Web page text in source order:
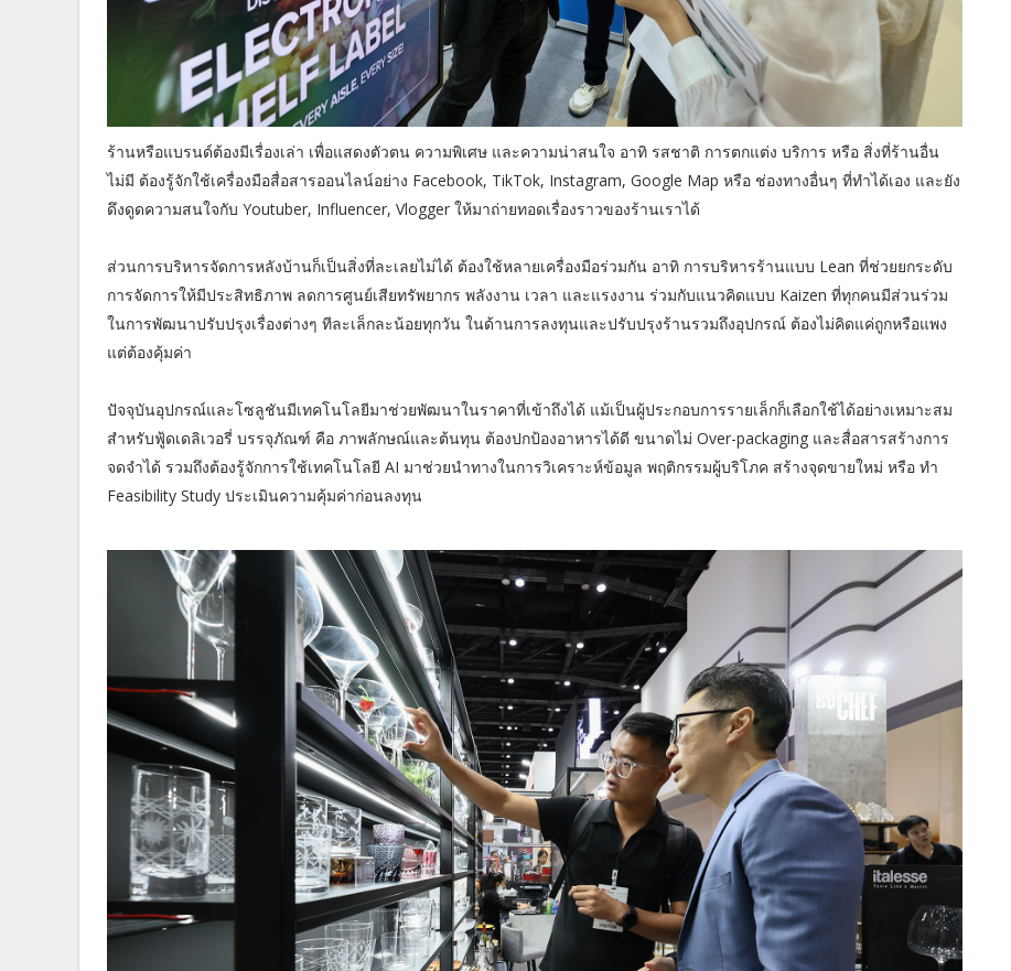
ร้านหรือแบรนด์ต้องมีเรื่องเล่า เพื่อแสดงตัวตน ความพิเศษ และความน่าสนใจ อาทิ รสชาติ การตกแต่ง บริการ หรือ สิ่งที่ร้านอื่น
ไม่มี ต้องรู้จักใช้เครื่องมือสื่อสารออนไลน์อย่าง Facebook, TikTok, Instagram, Google Map หรือ ช่องทางอื่นๆ ที่ทำได้เอง และยัง
ดึงดูดความสนใจกับ Youtuber, Influencer, Vlogger ให้มาถ่ายทอดเรื่องราวของร้านเราได้
ส่วนการบริหารจัดการหลังบ้านก็เป็นสิ่งที่ละเลยไม่ได้ ต้องใช้หลายเครื่องมือร่วมกัน อาทิ การบริหารร้านแบบ Lean ที่ช่วยยกระดับ
การจัดการให้มีประสิทธิภาพ ลดการศูนย์เสียทรัพยากร พลังงาน เวลา และแรงงาน ร่วมกับแนวคิดแบบ Kaizen ที่ทุกคนมีส่วนร่วม
ในการพัฒนาปรับปรุงเรื่องต่างๆ ทีละเล็กละน้อยทุกวัน ในด้านการลงทุนและปรับปรุงร้านรวมถึงอุปกรณ์ ต้องไม่คิดแค่ถูกหรือแพง
แต่ต้องคุ้มค่า
ปัจจุบันอุปกรณ์และโซลูชันมีเทคโนโลยีมาช่วยพัฒนาในราคาที่เข้าถึงได้ แม้เป็นผู้ประกอบการรายเล็กก็เลือกใช้ได้อย่างเหมาะสม
สำหรับฟู้ดเดลิเวอรี่ บรรจุภัณฑ์ คือ ภาพลักษณ์และต้นทุน ต้องปกป้องอาหารได้ดี ขนาดไม่ Over-packaging และสื่อสารสร้างการ
จดจำได้ รวมถึงต้องรู้จักการใช้เทคโนโลยี AI มาช่วยนำทางในการวิเคราะห์ข้อมูล พฤติกรรมผู้บริโภค สร้างจุดขายใหม่ หรือ ทำ
Feasibility Study ประเมินความคุ้มค่าก่อนลงทุน